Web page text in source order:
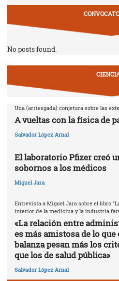
No posts found.
Una (arriesgada) conjetura sobre las
A vueltas con la física de
Salvador López Arnal
El laboratorio Pfizer creó
sobornos a los médicos
Miguel Jara
Entrevista a Miguel Jara sobre el libro
interior de la medicina y la industria
«La relación entre
es más amistosa de lo que
balanza pesan más los
que los de salud pública»
Salvador López Arnal